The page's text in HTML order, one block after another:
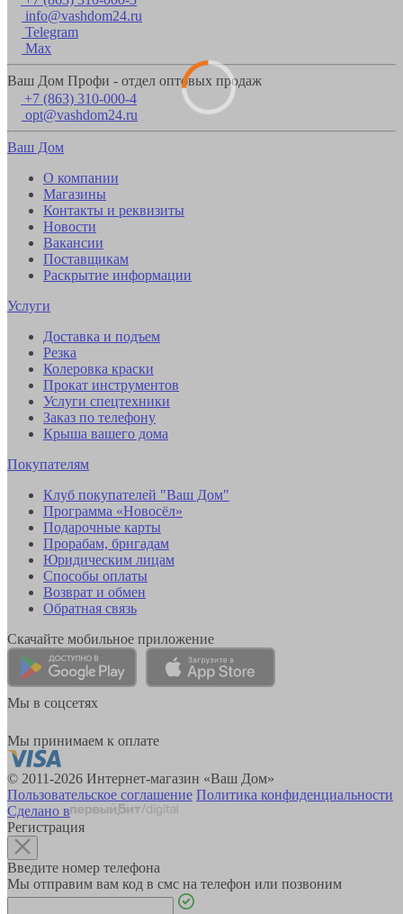
info@vashdom24.ru
Telegram
Max
Ваш Дом Профи - отдел оптовых продаж
+7 (863) 310-000-4
opt@vashdom24.ru
Ваш Дом
О компании
Магазины
Контакты и реквизиты
Новости
Вакансии
Поставщикам
Раскрытие информации
Услуги
Доставка и подъем
Резка
Колеровка краски
Прокат инструментов
Услуги спецтехники
Заказ по телефону
Крыша вашего дома
Покупателям
Клуб покупателей "Ваш Дом"
Программа «Новосёл»
Подарочные карты
Прорабам, бригадам
Юридическим лицам
Способы оплаты
Возврат и обмен
Обратная связь
Скачайте мобильное приложение
Мы в соцсетях
Мы принимаем к оплате
© 2011-2026 Интернет-магазин «Ваш Дом»
Пользовательское соглашение Политика конфиденциальности
Сделано в
Регистрация
Введите номер телефона
Мы отправим вам код в смс на телефон или позвоним